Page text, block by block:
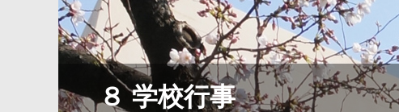
８ 学校行事